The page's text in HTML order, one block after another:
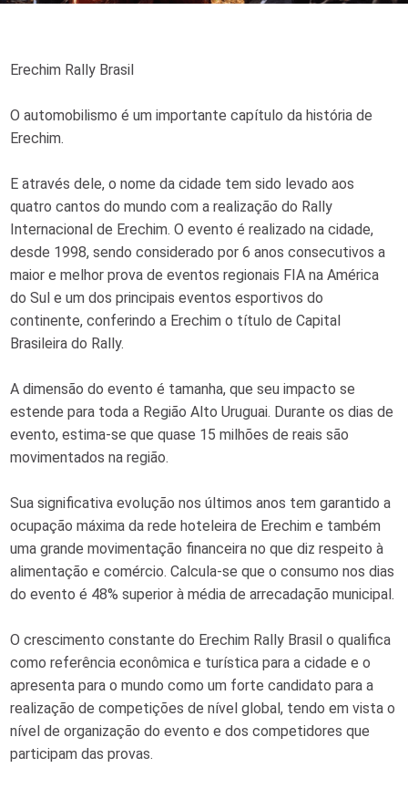
Erechim Rally Brasil
O automobilismo é um importante capítulo da história de
Erechim.
E através dele, o nome da cidade tem sido levado aos
quatro cantos do mundo com a realização do Rally
Internacional de Erechim. O evento é realizado na cidade,
desde 1998, sendo considerado por 6 anos consecutivos a
maior e melhor prova de eventos regionais FIA na América
do Sul e um dos principais eventos esportivos do
continente, conferindo a Erechim o título de Capital
Brasileira do Rally.
A dimensão do evento é tamanha, que seu impacto se
estende para toda a Região Alto Uruguai. Durante os dias de
evento, estima-se que quase 15 milhões de reais são
movimentados na região.
Sua significativa evolução nos últimos anos tem garantido a
ocupação máxima da rede hoteleira de Erechim e também
uma grande movimentação financeira no que diz respeito à
alimentação e comércio. Calcula-se que o consumo nos dias
do evento é 48% superior à média de arrecadação municipal.
O crescimento constante do Erechim Rally Brasil o qualifica
como referência econômica e turística para a cidade e o
apresenta para o mundo como um forte candidato para a
realização de competições de nível global, tendo em vista o
nível de organização do evento e dos competidores que
participam das provas.